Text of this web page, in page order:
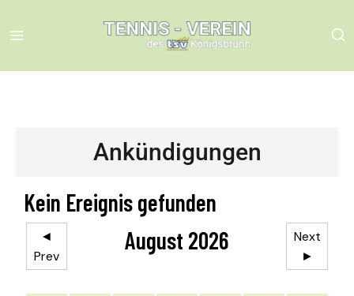
Ankündigungen
Kein Ereignis gefunden
◄
Prev
August 2026
Next
►